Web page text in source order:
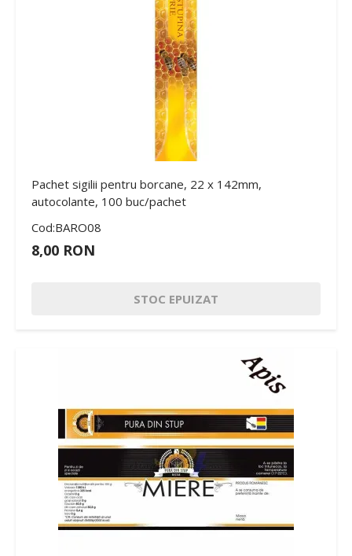
Pachet sigilii pentru borcane, 22 x 142mm,
autocolante, 100 buc/pachet
Cod:BARO08
8,00 RON
STOC EPUIZAT